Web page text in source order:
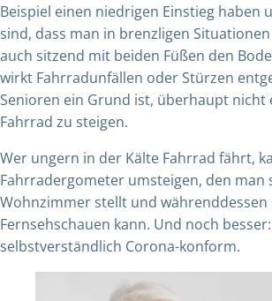
Beispiel einen niedrigen Einstieg haben
sind, dass man in brenzligen
auch sitzend mit beiden Füßen den
wirkt Fahrradunfällen oder Stürzen
Senioren ein Grund ist, überhaupt nicht
Fahrrad zu steigen.
Wer ungern in der Kälte Fahrrad fährt,
Fahrradergometer umsteigen, den man
Wohnzimmer stellt und währenddessen
Fernsehschauen kann. Und noch
selbstverständlich Corona-konform.